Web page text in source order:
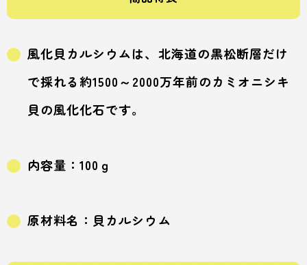
風化貝カルシウムは、北海道の黒松断層だけ
で採れる約1500～2000万年前のカミオニシキ
貝の風化化石です。
内容量：100ｇ
原材料名：貝カルシウム